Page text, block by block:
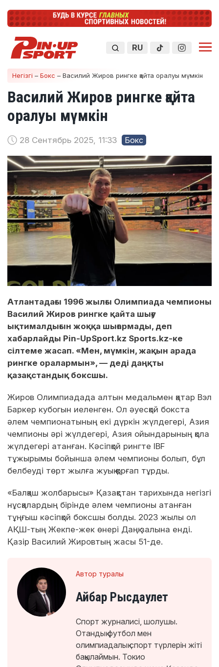
RU
Негізгі – Бокс – Василий Жиров рингке қайта оралуы мүмкін
Василий Жиров рингке қайта
оралуы мүмкін
28 Сентябрь 2025, 11:33 Бокс
Атлантадағы 1996 жылғы Олимпиада чемпионы
Василий Жиров рингке қайта шығу
ықтималдығын жоққа шығармады, деп
хабарлайды Pin-UpSport.kz Sports.kz-ке
сілтеме жасап. «Мен, мүмкін, жақын арада
рингке оралармын», — деді даңқты
қазақстандық боксшы.
Жиров Олимпиадада алтын медальмен қатар Вэл
Баркер кубогын иеленген. Ол әуесқой бокста
әлем чемпионатының екі дүркін жүлдегері, Азия
чемпионы әрі жүлдегері, Азия ойындарының қола
жүлдегері атанған. Кәсіпқой рингте IBF
тұжырымы бойынша әлем чемпионы болып, бұл
белбеуді төрт жылға жуық қорғап тұрды.
«Балқаш жолбарысы» Қазақстан тарихында негізгі
нұсқалардың бірінде әлем чемпионы атанған
тұңғыш кәсіпқой боксшы болды. 2023 жылы ол
АҚШ-тың Жекпе-жек өнері Даңқ залына енді.
Қазір Василий Жировтың жасы 51-де.
Автор туралы
Айбар Рысдаулет
Спорт журналисі, шолушы.
Отандық футбол мен
олимпиадалық спорт түрлерін жіті
бақылаймын. Токио